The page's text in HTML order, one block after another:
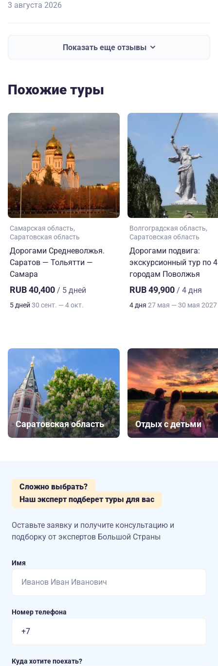
3 августа 2026
Показать еще отзывы
Похожие туры
Самарская область
Саратовская область
Дорогами Средневолжья.
Саратов — Тольятти —
Самара
RUB 40,400 / 5 дней
5 дней 30 сент. — 4 окт.
Волгоградская область
Саратовская область
Дорогами подвига:
экскурсионный тур по 4
городам Поволжья
RUB 49,900 / 4 дня
4 дня 27 мая — 30 мая 2027
Саратовская область Отдых с детьми
Сложно выбрать?
Наш эксперт подберет туры для вас
Оставьте заявку и получите консультацию и
подборку от экспертов Большой Страны
Имя
Номер телефона
Куда хотите поехать?